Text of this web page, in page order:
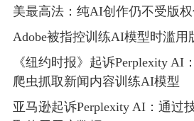
美最高法：纯AI创作仍不受版
Adobe被指控训练AI模型时滥用
《纽约时报》起诉Perplexity AI
爬虫抓取新闻内容训练AI模型
亚马逊起诉Perplexity AI：通过